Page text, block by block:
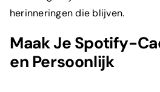
herinneringen die blijven.
Maak Je Spotify-
en Persoonlijk